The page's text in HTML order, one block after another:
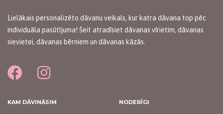
Lielākais personalizēto dāvanu veikals, kur katra dāvana top pēc
individuāla pasūtījuma! Šeit atradīsiet dāvanas vīrietim, dāvanas
sievietei, dāvanas bērniem un dāvanas kāzās.
KAM DĀVINĀSIM NODERĪGI